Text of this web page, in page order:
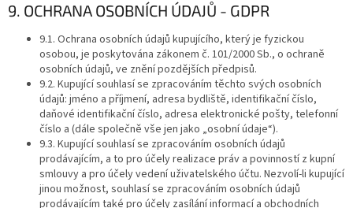
9. OCHRANA OSOBNÍCH ÚDAJŮ - GDPR
9.1. Ochrana osobních údajů kupujícího, který je fyzickou
osobou, je poskytována zákonem č. 101/2000 Sb., o ochraně
osobních údajů, ve znění pozdějších předpisů.
9.2. Kupující souhlasí se zpracováním těchto svých osobních
údajů: jméno a příjmení, adresa bydliště, identifikační číslo,
daňové identifikační číslo, adresa elektronické pošty, telefonní
číslo a (dále společně vše jen jako „osobní údaje“).
9.3. Kupující souhlasí se zpracováním osobních údajů
prodávajícím, a to pro účely realizace práv a povinností z kupní
smlouvy a pro účely vedení uživatelského účtu. Nezvolí-li kupující
jinou možnost, souhlasí se zpracováním osobních údajů
prodávajícím také pro účely zasílání informací a obchodních